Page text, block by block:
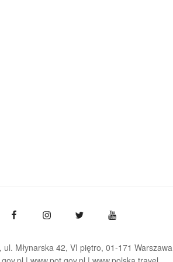
Młynarska 42, VI piętro, 01-171 Warszawa